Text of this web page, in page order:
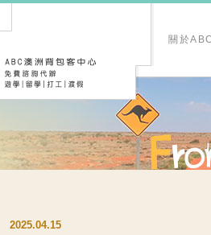
關於ABC
2025.04.15